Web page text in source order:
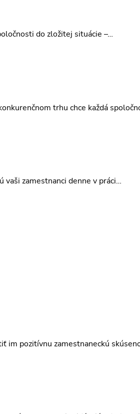
do zložitej situácie –…
trhu chce každá
vaši zamestnanci denne v práci…
im pozitívnu zamestnaneckú